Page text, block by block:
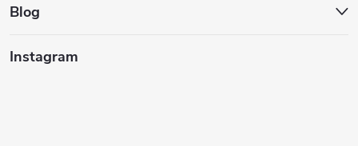
Blog
Instagram